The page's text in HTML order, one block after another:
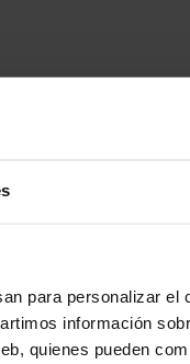
para personalizar el
información
quienes pueden